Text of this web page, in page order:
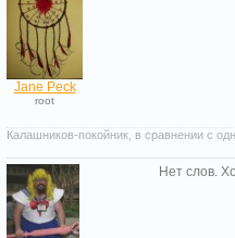
Jane Peck
root
Калашников-покойник, в сравнении с
Нет слов.